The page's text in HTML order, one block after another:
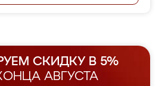
СКИДКУ В 5%
АВГУСТА